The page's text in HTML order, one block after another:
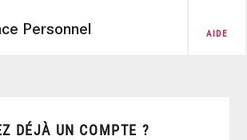
Personnel AIDE
DÉJÀ UN COMPTE ?